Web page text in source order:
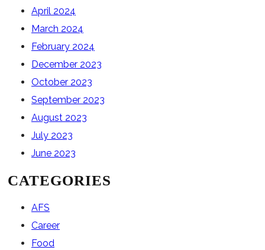
April 2024
March 2024
February 2024
December 2023
October 2023
September 2023
August 2023
July 2023
June 2023
CATEGORIES
AFS
Career
Food